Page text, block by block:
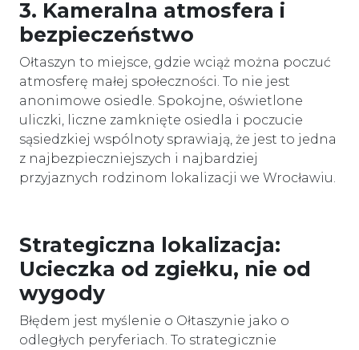
3. Kameralna atmosfera i
bezpieczeństwo
Ołtaszyn to miejsce, gdzie wciąż można poczuć
atmosferę małej społeczności. To nie jest
anonimowe osiedle. Spokojne, oświetlone
uliczki, liczne zamknięte osiedla i poczucie
sąsiedzkiej wspólnoty sprawiają, że jest to jedna
z najbezpieczniejszych i najbardziej
przyjaznych rodzinom lokalizacji we Wrocławiu.
Strategiczna lokalizacja:
Ucieczka od zgiełku, nie od
wygody
Błędem jest myślenie o Ołtaszynie jako o
odległych peryferiach. To strategicznie